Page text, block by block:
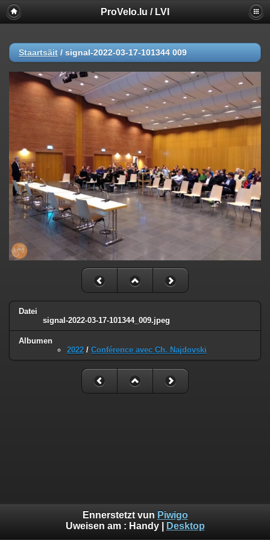
ProVelo.lu / LVI
Staartsäit / signal-2022-03-17-101344 009
Datei
signal-2022-03-17-101344_009.jpeg
Albumen
2022 / Conférence avec Ch. Najdovski
Ennerstetzt vun Piwigo
Uweisen am : Handy| Desktop